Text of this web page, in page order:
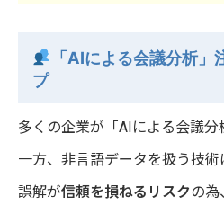
「AIによる会議分析」
プ
多くの企業が「AIによる会議
一方、非言語データを扱う技術
誤解が信頼を損ねるリスクの為